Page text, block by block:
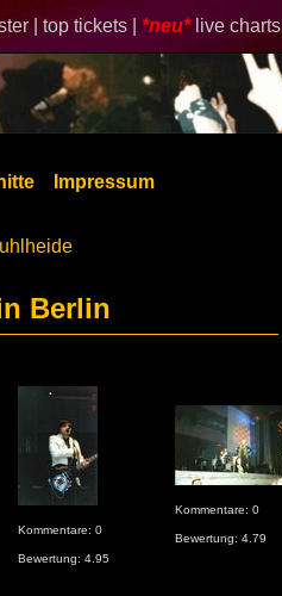
| top tickets | *neu* live charts
Impressum
Berlin
Kommentare: 0
Bewertung: 4.95
Kommentare: 0
Bewertung: 4.79